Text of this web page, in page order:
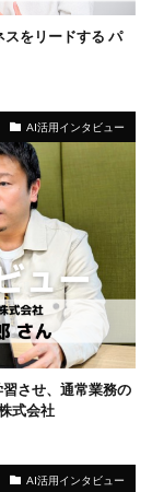
をリードする パ
AI活用インタビュー
させ、通常業務の
式会社
AI活用インタビュー